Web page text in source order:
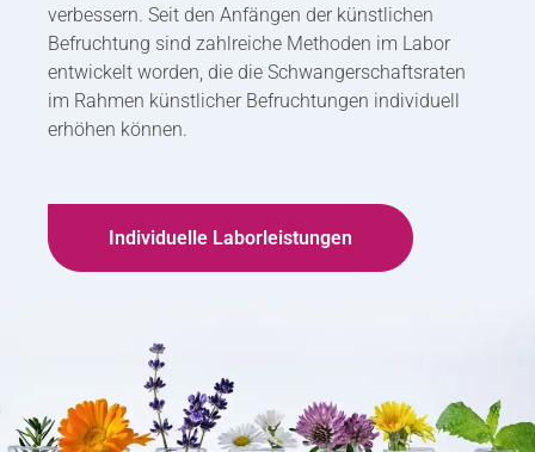
verbessern. Seit den Anfängen der künstlichen
Befruchtung sind zahlreiche Methoden im Labor
entwickelt worden, die die Schwangerschaftsraten
im Rahmen künstlicher Befruchtungen individuell
erhöhen können.
Individuelle Laborleistungen